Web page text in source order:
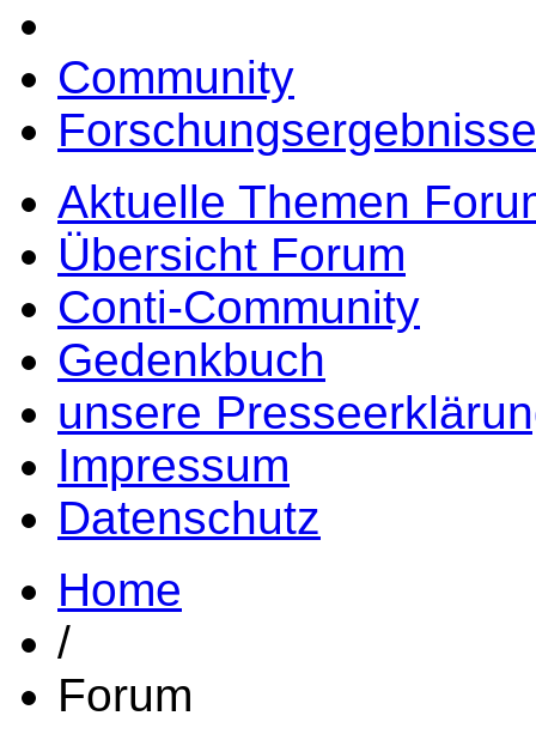
Community
Aktuelle Themen
Übersicht Forum
Conti-Community
Gedenkbuch
unsere
Impressum
Datenschutz
Home
/
Forum